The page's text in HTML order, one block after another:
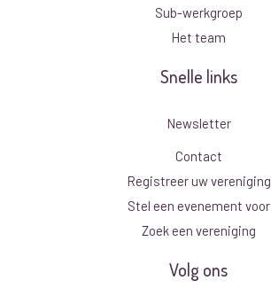
Sub-werkgroep
Het team
Snelle links
Newsletter
Contact
Registreer uw vereniging
Stel een evenement voor
Zoek een vereniging
Volg ons